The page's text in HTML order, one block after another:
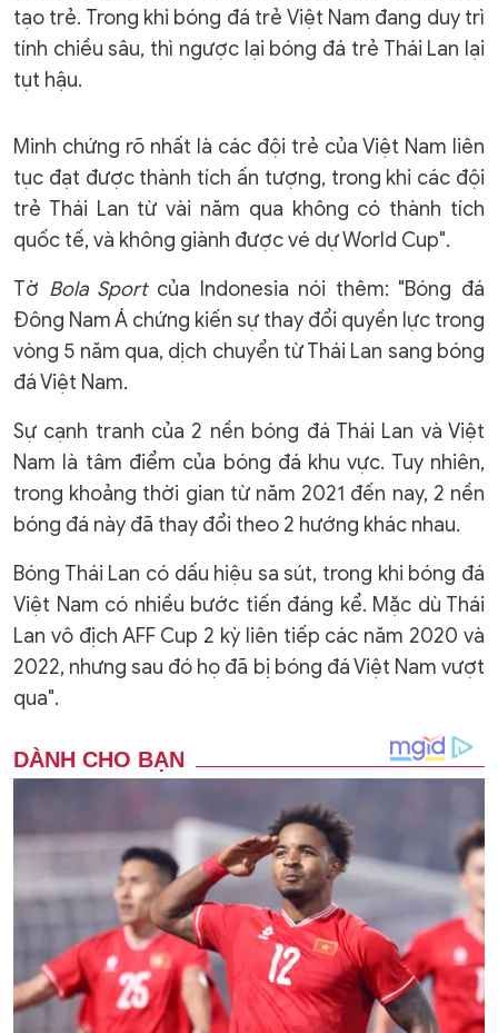
tạo trẻ. Trong khi bóng đá trẻ Việt Nam đang duy trì
tính chiều sâu, thì ngược lại bóng đá trẻ Thái Lan lại
tụt hậu.
Minh chứng rõ nhất là các đội trẻ của Việt Nam liên
tục đạt được thành tích ấn tượng, trong khi các đội
trẻ Thái Lan từ vài năm qua không có thành tích
quốc tế, và không giành được vé dự World Cup".
Tờ Bola Sportcủa Indonesia nói thêm: "Bóng đá
Đông Nam Á chứng kiến sự thay đổi quyền lực trong
vòng 5 năm qua, dịch chuyển từ Thái Lan sang bóng
đá Việt Nam.
Sự cạnh tranh của 2 nền bóng đá Thái Lan và Việt
Nam là tâm điểm của bóng đá khu vực. Tuy nhiên,
trong khoảng thời gian từ năm 2021 đến nay, 2 nền
bóng đá này đã thay đổi theo 2 hướng khác nhau.
Bóng Thái Lan có dấu hiệu sa sút, trong khi bóng đá
Việt Nam có nhiều bước tiến đáng kể. Mặc dù Thái
Lan vô địch AFF Cup 2 kỳ liên tiếp các năm 2020 và
2022, nhưng sau đó họ đã bị bóng đá Việt Nam vượt
qua".